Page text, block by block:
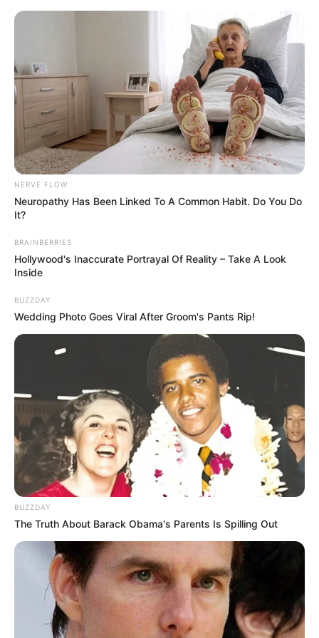
au
LE MEILLEUR PRONOSTIC
La Base du QUINTÉ au Special Tocard du PMU
Menu
QUINTÉ+ PRIX DU VENDREDI 13
PRONOSTIC 13-02-2026
Dernière mise à jour le 14 février 2026 à 07:40
NERVE FLOW
Neuropathy Has Been Linked To A Common Habit. Do You Do
It?
BRAINBERRIES
Hollywood's Inaccurate Portrayal Of Reality – Take A Look
Inside
BUZZDAY
Wedding Photo Goes Viral After Groom's Pants Rip!
BUZZDAY
The Truth About Barack Obama's Parents Is Spilling Out